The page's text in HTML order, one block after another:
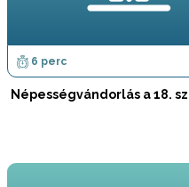
6 perc
Népességvándorlás a 18.